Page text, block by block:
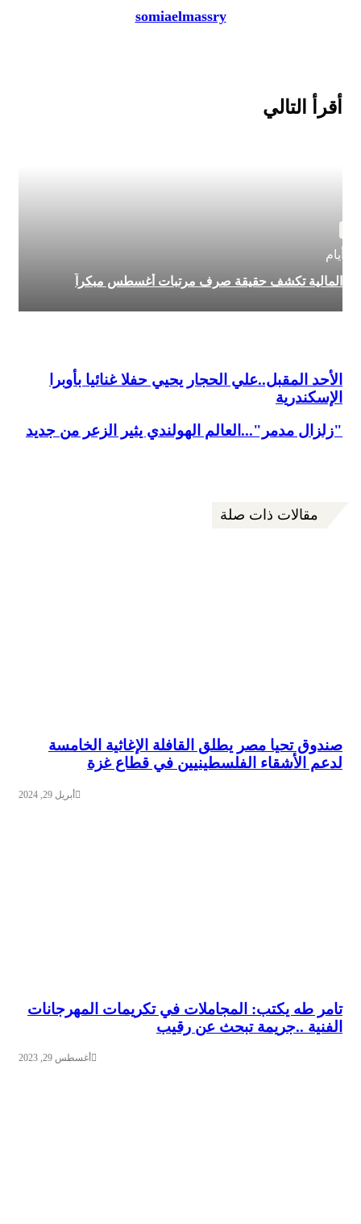
somiaelmassry
أقرأ التالي
المالية تكشف حقيقة صرف مرتبات أغسطس مبكراً
الأحد المقبل..علي الحجار يحيي حفلا غنائيا بأوبرا
الإسكندرية
"زلزال مدمر"...العالم الهولندي يثير الزعر من جديد
مقالات ذات صلة
صندوق تحيا مصر يطلق القافلة الإغاثية الخامسة
لدعم الأشقاء الفلسطينيين في قطاع غزة
أبريل 29, 2024
تامر طه يكتب: المجاملات في تكريمات المهرجانات
الفنية ..جريمة تبحث عن رقيب
أغسطس 29, 2023